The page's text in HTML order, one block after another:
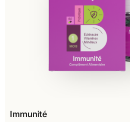
Immunité